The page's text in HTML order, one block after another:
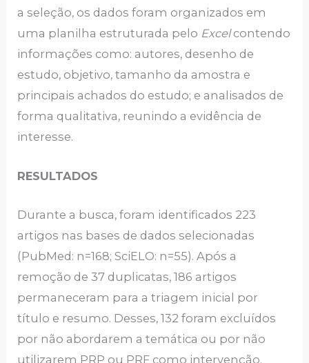
a seleção, os dados foram organizados em
uma planilha estruturada pelo Excelcontendo
informações como: autores, desenho de
estudo, objetivo, tamanho da amostra e
principais achados do estudo; e analisados de
forma qualitativa, reunindo a evidência de
interesse.
RESULTADOS
Durante a busca, foram identificados 223
artigos nas bases de dados selecionadas
(PubMed: n=168; SciELO: n=55). Após a
remoção de 37 duplicatas, 186 artigos
permaneceram para a triagem inicial por
título e resumo. Desses, 132 foram excluídos
por não abordarem a temática ou por não
utilizarem PRP ou PRF como intervenção.